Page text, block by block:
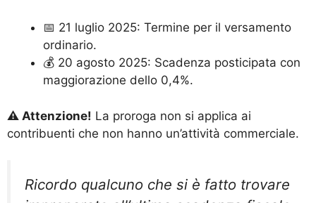
📅 21 luglio 2025: Termine per il versamento
ordinario.
💰 20 agosto 2025: Scadenza posticipata con
maggiorazione dello 0,4%.
⚠️ Attenzione! La proroga non si applica ai
contribuenti che non hanno un’attività commerciale.
Ricordo qualcuno che si è fatto trovare